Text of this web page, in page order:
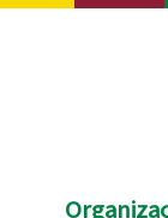
Passar